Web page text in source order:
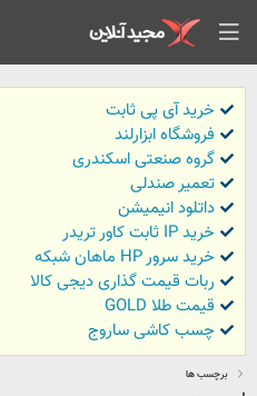
خرید آی پی ثابت
فروشگاه ابزارلند
گروه صنعتی اسکندری
تعمیر صندلی
داتلود انیمیشن
خرید IP ثابت کاور تریدر
خرید سرور HP ماهان شبکه
ربات قیمت گذاری دیجی کالا
قیمت طلا GOLD
چسب کاشی ساروج
برچسب ها